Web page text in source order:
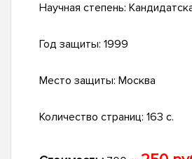
Научная степень:
Год защиты: 1999
Место защиты: Москва
Количество страниц: 163 с.